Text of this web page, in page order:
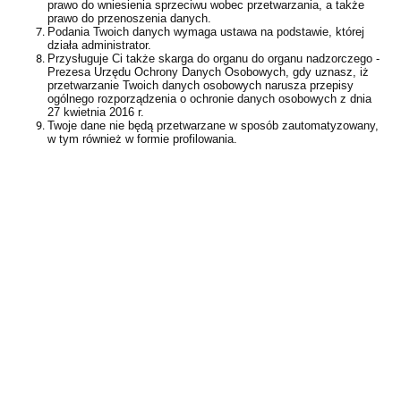
prawo do wniesienia sprzeciwu wobec przetwarzania, a także
prawo do przenoszenia danych.
Podania Twoich danych wymaga ustawa na podstawie, której
działa administrator.
Przysługuje Ci także skarga do organu do organu nadzorczego -
Prezesa Urzędu Ochrony Danych Osobowych, gdy uznasz, iż
przetwarzanie Twoich danych osobowych narusza przepisy
ogólnego rozporządzenia o ochronie danych osobowych z dnia
27 kwietnia 2016 r.
Twoje dane nie będą przetwarzane w sposób zautomatyzowany,
w tym również w formie profilowania.